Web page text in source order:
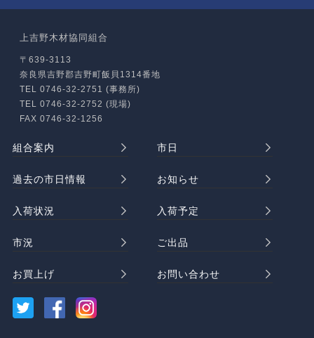
上吉野木材協同組合
〒639-3113
奈良県吉野郡吉野町飯貝1314番地
TEL 0746-32-2751 (事務所)
TEL 0746-32-2752 (現場)
FAX 0746-32-1256
組合案内 市日
過去の市日情報 お知らせ
入荷状況 入荷予定
市況 ご出品
お買上げ お問い合わせ